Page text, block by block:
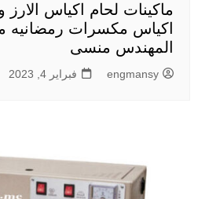
ماكينات لحام اكياس
المهندس منسى
engmansy فبراير 4, 2023